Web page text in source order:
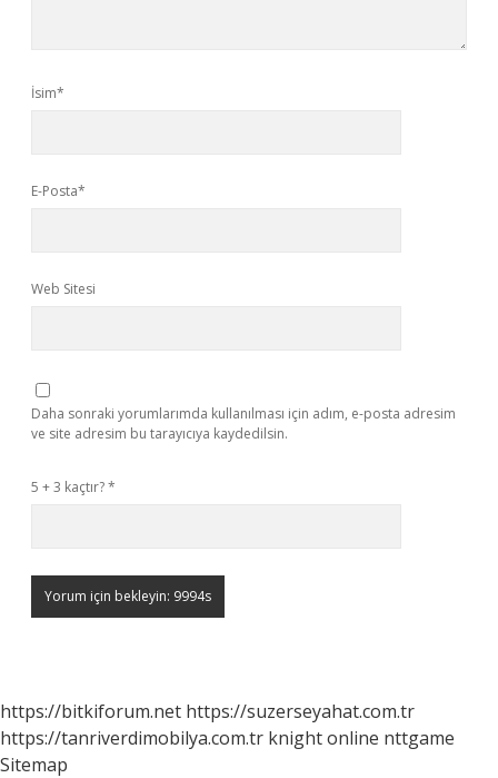
İsim*
E-Posta*
Web Sitesi
Daha sonraki yorumlarımda kullanılması için adım, e-posta adresim
ve site adresim bu tarayıcıya kaydedilsin.
5 + 3 kaçtır?*
https://bitkiforum.net https://suzerseyahat.com.tr
https://tanriverdimobilya.com.tr knight online nttgame
Sitemap